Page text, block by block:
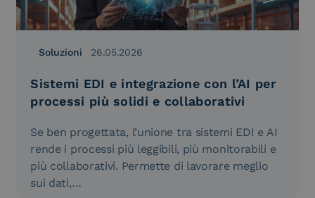
Soluzioni 26.05.2026
Sistemi EDI e integrazione con l’AI per
processi più solidi e collaborativi
Se ben progettata, l’unione tra sistemi EDI e AI
rende i processi più leggibili, più monitorabili e
più collaborativi. Permette di lavorare meglio
sui dati,…